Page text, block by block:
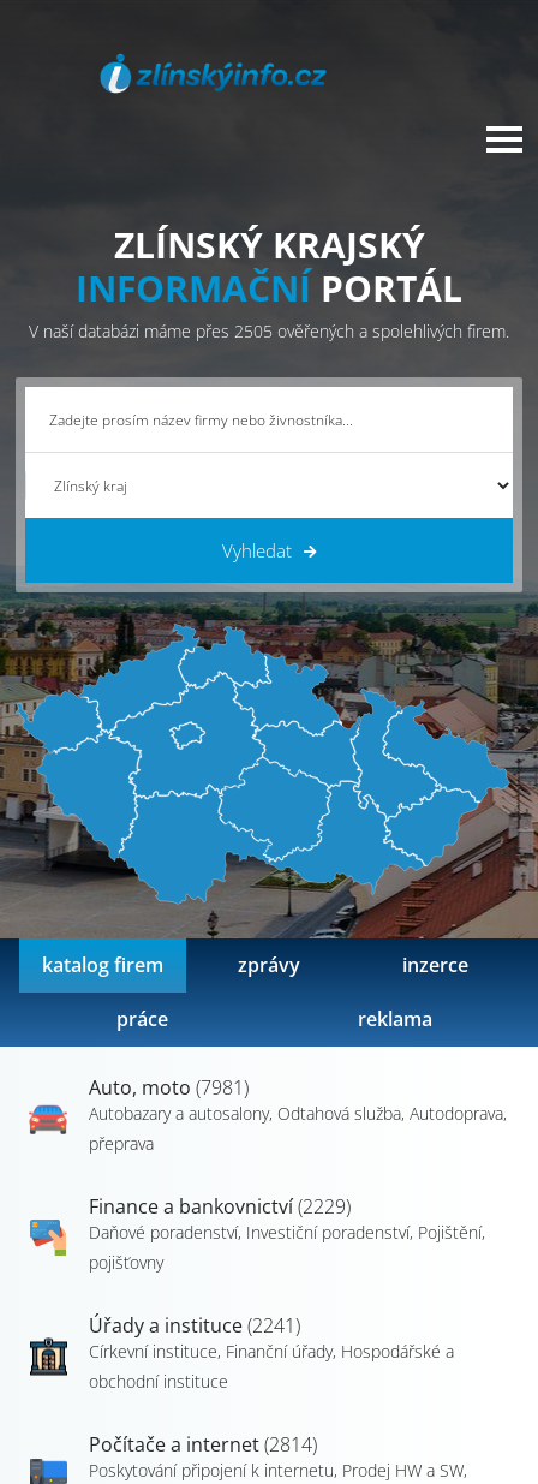
ZLÍNSKÝ KRAJSKÝ
INFORMAČNÍ PORTÁL
V naší databázi máme přes 2505 ověřených a spolehlivých firem.
Vyhledat
katalog firem zprávy inzerce
práce reklama
Auto, moto (7981)
Autobazary a autosalony, Odtahová služba,Autodoprava,
přeprava
Finance a bankovnictví(2229)
Daňové poradenství, Investiční poradenství, Pojištění,
pojišťovny
Úřady a instituce(2241)
Církevní instituce, Finanční úřady, Hospodářské a
obchodní instituce
Počítače a internet(2814)
Poskytování připojení k internetu, Prodej HW a SW,